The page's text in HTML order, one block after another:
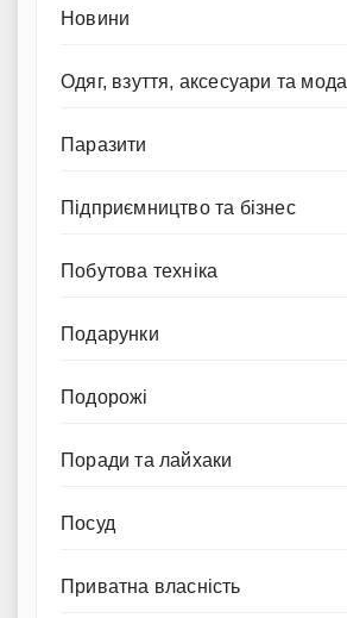
Новини
Одяг, взуття, аксесуари та мода
Паразити
Підприємництво та бізнес
Побутова техніка
Подарунки
Подорожі
Поради та лайхаки
Посуд
Приватна власність